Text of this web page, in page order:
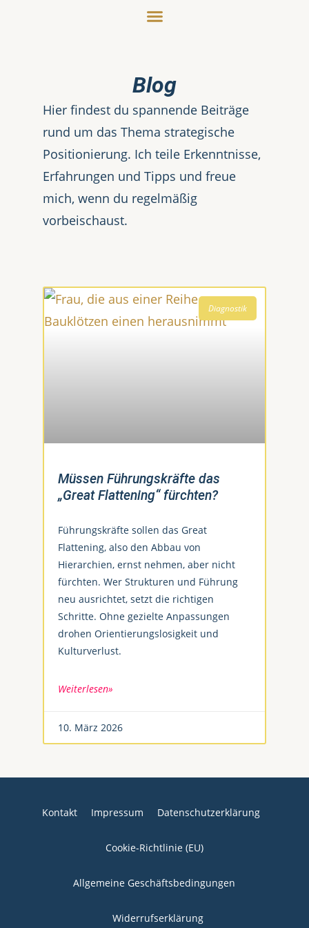
Blog
Hier findest du spannende Beiträge
rund um das Thema strategische
Positionierung. Ich teile Erkenntnisse,
Erfahrungen und Tipps und freue
mich, wenn du regelmäßig
vorbeischaust.
Diagnostik
Müssen Führungskräfte das
„Great Flattening“ fürchten?
Führungskräfte sollen das Great
Flattening, also den Abbau von
Hierarchien, ernst nehmen, aber nicht
fürchten. Wer Strukturen und Führung
neu ausrichtet, setzt die richtigen
Schritte. Ohne gezielte Anpassungen
drohen Orientierungslosigkeit und
Kulturverlust.
Weiterlesen»
10. März 2026
Kontakt Impressum Datenschutzerklärung
Cookie-Richtlinie (EU)
Allgemeine Geschäftsbedingungen
Widerrufserklärung